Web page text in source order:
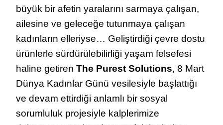
EMEĞIYLE
GÜÇLENIYOR!
büyük bir afetin yaralarını sarmaya çalışan,
ailesine ve geleceğe tutunmaya çalışan
kadınların elleriyse… Geliştirdiği çevre dostu
ürünlerle sürdürülebilirliği yaşam felsefesi
haline getiren The Purest Solutions, 8 Mart
Dünya Kadınlar Günü vesilesiyle başlattığı
ve devam ettirdiği anlamlı bir sosyal
sorumluluk projesiyle kalplerimize